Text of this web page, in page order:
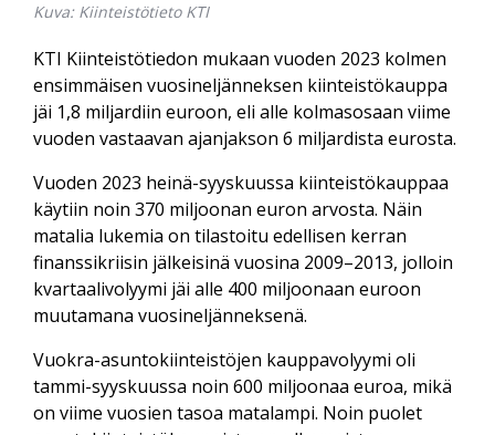
Kuva: Kiinteistötieto KTI
KTI Kiinteistötiedon mukaan vuoden 2023 kolmen
ensimmäisen vuosi­neljänneksen kiinteistö­kauppa
jäi 1,8 miljardiin euroon, eli alle kolmas­osaan viime
vuoden vastaavan ajan­jakson 6 miljardista eurosta.
Vuoden 2023 heinä-syyskuussa kiinteistö­kauppaa
käytiin noin 370 miljoonan euron arvosta. Näin
matalia lukemia on tilastoitu edellisen kerran
finanssi­kriisin jälkeisinä vuosina 2009–2013, jolloin
kvartaali­volyymi jäi alle 400 miljoonaan euroon
muutamana vuosineljänneksenä.
Vuokra-asuntokiinteistöjen kauppa­volyymi oli
tammi-syyskuussa noin 600 miljoonaa euroa, mikä
on viime vuosien tasoa matalampi. Noin puolet